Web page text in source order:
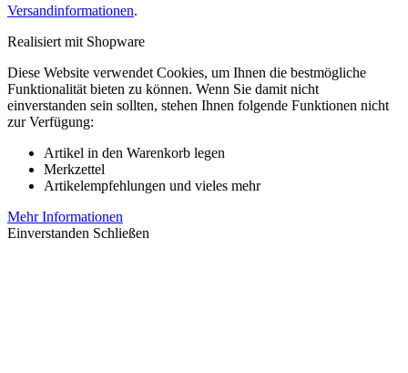
Versandinformationen.
Realisiert mit Shopware
Diese Website verwendet Cookies, um Ihnen die bestmögliche
Funktionalität bieten zu können. Wenn Sie damit nicht
einverstanden sein sollten, stehen Ihnen folgende Funktionen nicht
zur Verfügung:
Artikel in den Warenkorb legen
Merkzettel
Artikelempfehlungen und vieles mehr
Mehr Informationen
Einverstanden Schließen